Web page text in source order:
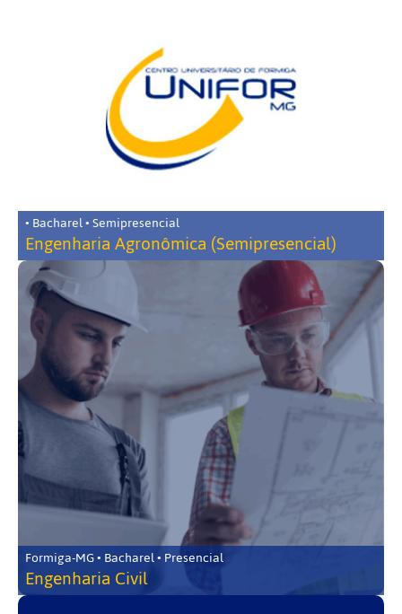
• Bacharel • Semipresencial
Engenharia Agronômica (Semipresencial)
Formiga-MG • Bacharel • Presencial
Engenharia Civil